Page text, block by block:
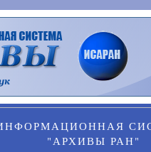
"АРХИВЫ РАН"